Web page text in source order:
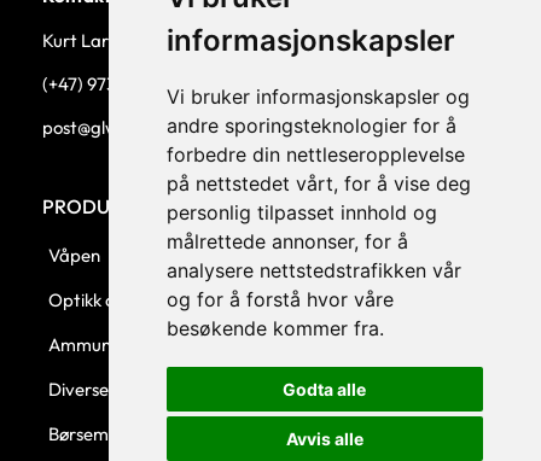
informasjonskapsler
Vi bruker informasjonskapsler og
andre sporingsteknologier for å
forbedre din nettleseropplevelse
på nettstedet vårt, for å vise deg
personlig tilpasset innhold og
målrettede annonser, for å
analysere nettstedstrafikken vår
og for å forstå hvor våre
besøkende kommer fra.
Godta alle
Avvis alle
Kurt Larsen, daglig leder.
(+47) 973 33 332
post@glw.no
PRODUKTKATEGORIER
Våpen
Optikk og montasjer
Ammunisjon
Diverse
Børsemaker